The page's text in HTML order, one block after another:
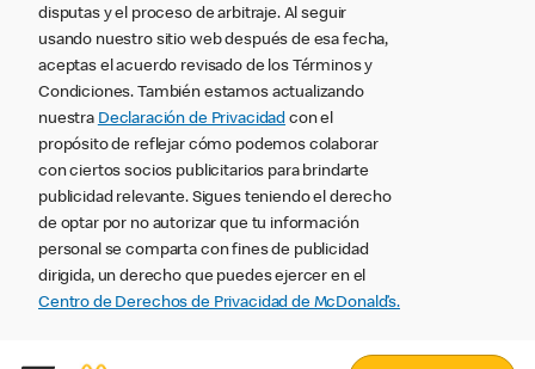
disputas y el proceso de arbitraje. Al seguir
usando nuestro sitio web después de esa fecha,
aceptas el acuerdo revisado de los Términos y
Condiciones. También estamos actualizando
nuestra Declaración de Privacidad con el
propósito de reflejar cómo podemos colaborar
con ciertos socios publicitarios para brindarte
publicidad relevante. Sigues teniendo el derecho
de optar por no autorizar que tu información
personal se comparta con fines de publicidad
dirigida, un derecho que puedes ejercer en el
Centro de Derechos de Privacidad de McDonald’s.